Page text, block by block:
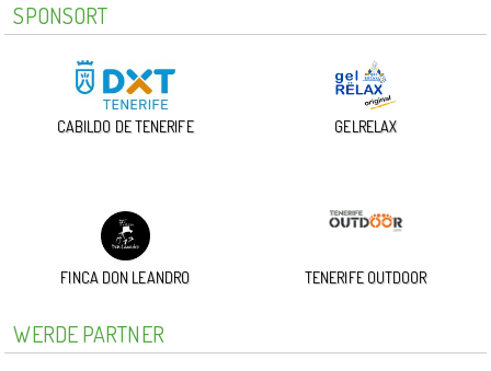
SPONSORT
CABILDO DE TENERIFE GELRELAX
FINCA DON LEANDRO TENERIFE OUTDOOR
WERDE PARTNER